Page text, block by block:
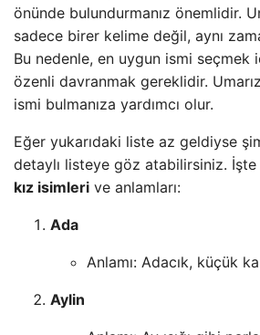
önünde bulundurmanız önemlidir.
sadece birer kelime değil, aynı
Bu nedenle, en uygun ismi seçmek
özenli davranmak gereklidir.
ismi bulmanıza yardımcı olur.
Eğer yukarıdaki liste az geldiyse
detaylı listeye göz atabilirsiniz. İşte
kız isimleri ve anlamları:
Ada
Anlamı: Adacık, küçük
Aylin